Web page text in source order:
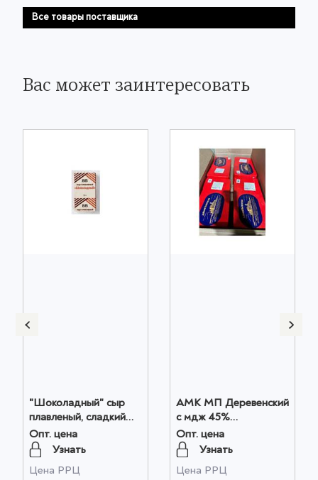
Все товары поставщика
Вас может заинтересовать
"Шоколадный" сыр
плавленый, сладкий
г.Тамбов 50 гр.1/24, шт
оптом
Опт. цена
Узнать
Цена РРЦ
АМК МП Деревенский
с мдж 45%
(Татарстан), кг оптом
Опт. цена
Узнать
Цена РРЦ